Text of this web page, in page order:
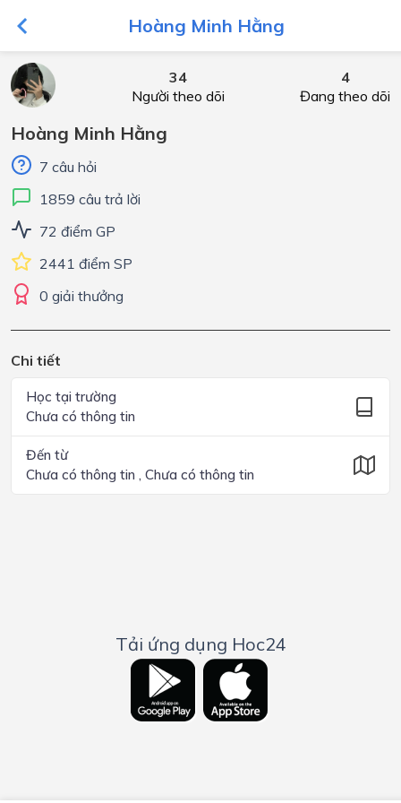
Hoàng Minh Hằng
34
Người theo dõi
4
Đang theo dõi
Hoàng Minh Hằng
7 câu hỏi
1859 câu trả lời
72 điểm GP
2441 điểm SP
0 giải thưởng
Chi tiết
Học tại trường
Chưa có thông tin
Đến từ
Chưa có thông tin , Chưa có thông tin
Tải ứng dụng Hoc24